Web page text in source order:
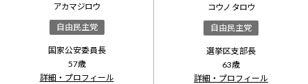
アカマ ジロウ
自由民主党
国家公安委員長
57歳
詳細・プロフィール
コウノ タロウ
自由民主党
選挙区支部長
63歳
詳細・プロフィール